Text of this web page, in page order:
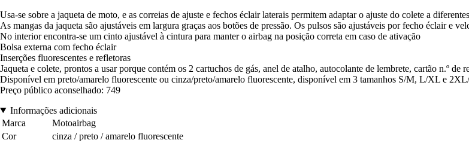
Usa-se sobre a jaqueta de moto, e as correias de ajuste e fechos éclair laterais permitem adaptar o ajuste do colete a
As mangas da jaqueta são ajustáveis em largura graças aos botões de pressão. Os pulsos são ajustáveis por fecho éclair e
No interior encontra-se um cinto ajustável à cintura para manter o airbag na posição correta em caso de ativação
Bolsa externa com fecho éclair
Inserções fluorescentes e refletoras
Jaqueta e colete, prontos a usar porque contém os 2 cartuchos de gás, anel de atalho, autocolante de lembrete, cartão n.º
Disponível em preto/amarelo fluorescente ou cinza/preto/amarelo fluorescente, disponível em 3 tamanhos S/M, L/XL e
Preço público aconselhado: 749
Informações adicionais
Marca
Motoairbag
Cor
cinza / preto / amarelo fluorescente